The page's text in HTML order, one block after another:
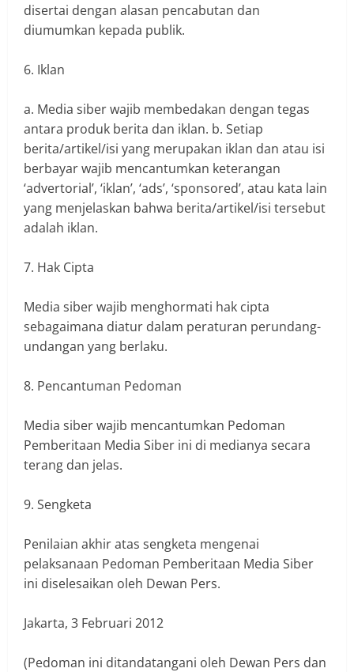
disertai dengan alasan pencabutan dan
diumumkan kepada publik.
6. Iklan
a. Media siber wajib membedakan dengan tegas
antara produk berita dan iklan. b. Setiap
berita/artikel/isi yang merupakan iklan dan atau isi
berbayar wajib mencantumkan keterangan
‘advertorial’, ‘iklan’, ‘ads’, ‘sponsored’, atau kata lain
yang menjelaskan bahwa berita/artikel/isi tersebut
adalah iklan.
7. Hak Cipta
Media siber wajib menghormati hak cipta
sebagaimana diatur dalam peraturan perundang-
undangan yang berlaku.
8. Pencantuman Pedoman
Media siber wajib mencantumkan Pedoman
Pemberitaan Media Siber ini di medianya secara
terang dan jelas.
9. Sengketa
Penilaian akhir atas sengketa mengenai
pelaksanaan Pedoman Pemberitaan Media Siber
ini diselesaikan oleh Dewan Pers.
Jakarta, 3 Februari 2012
(Pedoman ini ditandatangani oleh Dewan Pers dan